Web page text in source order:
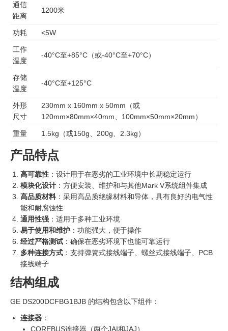
通信
距离
1200米
功耗 <5W
工作
温度
-40°C至+85°C（或-40°C至+70°C）
存储
温度
-40°C至+125°C
外形
尺寸
230mm x 160mm x 50mm（或
120mm×80mm×40mm、100mm×50mm×20mm）
重量 1.5kg（或150g、200g、2.3kg）
产品特点
高可靠性 ：设计用于在恶劣的工业环境中长期稳定运行
模块化设计 ：方便安装、维护和与其他Mark V系统组件集成
高品质材料 ：采用高品质绝缘材料和导体，具有良好的电气性
能和耐腐蚀性
通用性强 ：适用于多种工业环境
易于使用和维护 ：功能强大，便于操作
经过严格测试 ：确保在恶劣环境下也能可靠运行
多种连接方式 ：支持弹簧式接线端子、螺丝式接线端子、PCB
接线端子
结构组成
GE DS200DCFBG1BJB 的结构包含以下组件：
连接器 ：
COREBUS连接器（两个JAI和JAJ）